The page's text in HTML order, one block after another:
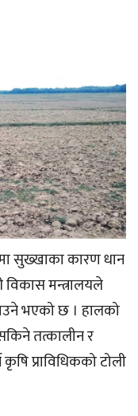
सुख्खाका कारण धान
मन्त्रालयले
भएको छ । हालको
तत्कालीन र
प्राविधिकको टोली